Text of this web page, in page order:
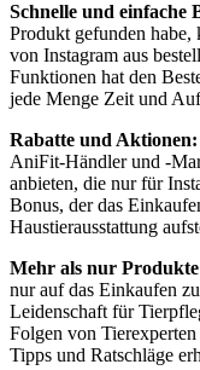
Schnelle und einfache
Produkt gefunden⁣
von Instagram aus
Funktionen hat den
jede Menge Zeit und
Rabatte und Aktionen:
AniFit-Händler und -
⁤anbieten, die ⁢nur für
Bonus, der das
Haustierausstattung
Mehr als nur
nur auf das Einkaufen
Leidenschaft ⁢für
Folgen⁣ von
Tipps und⁤ Ratschläge